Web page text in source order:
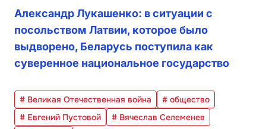
Александр Лукашенко: в ситуации с
посольством Латвии, которое было
выдворено, Беларусь поступила как
суверенное национальное государство
# Великая Отечественная война
# общество
# Евгений Пустовой
# Вячеслав Селеменев